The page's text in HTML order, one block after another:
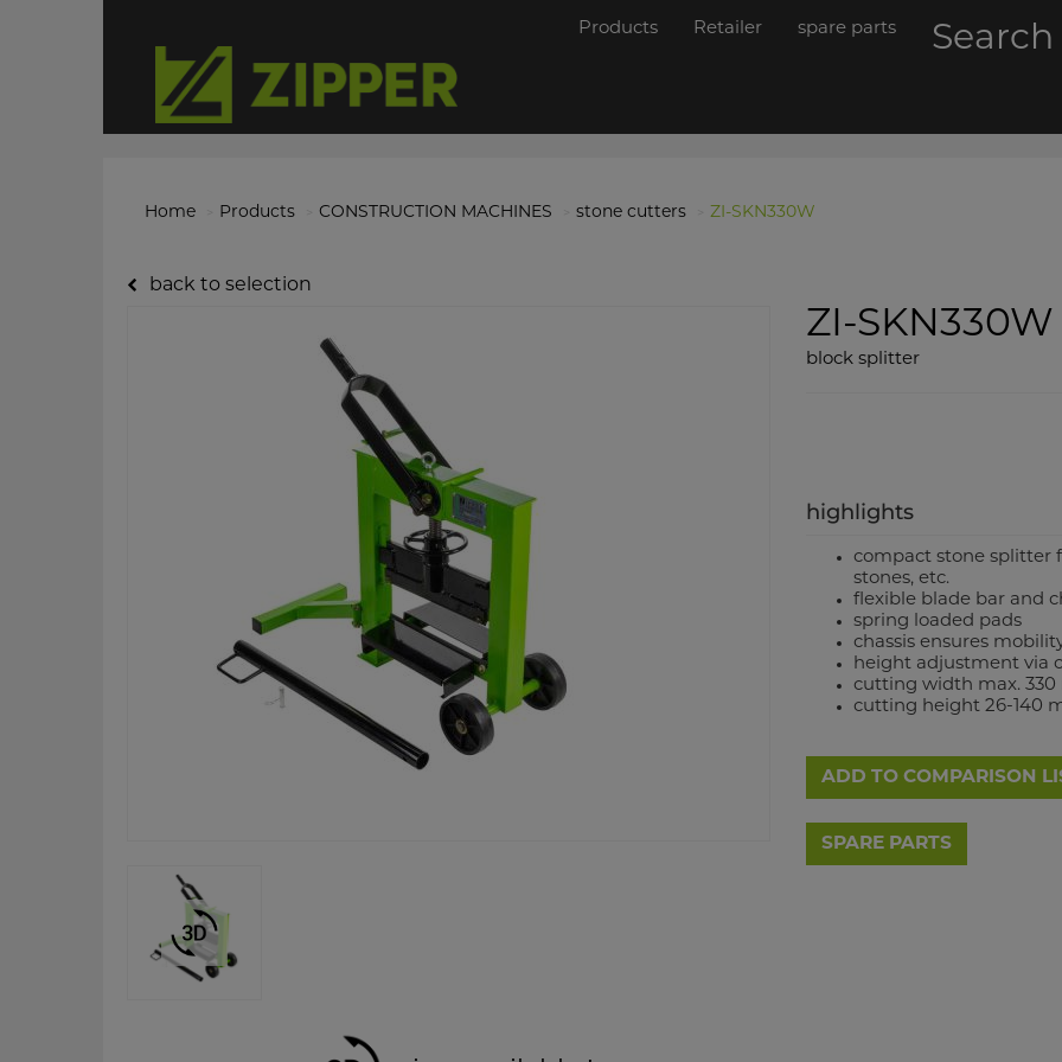
Products Retailer spare parts
Home Products CONSTRUCTION MACHINES stone cutters ZI-SKN330W
back to selection
ZI-SKN330W
block splitter
highlights
compact stone splitter
stones, etc.
flexible blade bar and
spring loaded pads
chassis ensures
height adjustment via
cutting width max. 330
cutting height 26-140
ADD TO COMPARISON